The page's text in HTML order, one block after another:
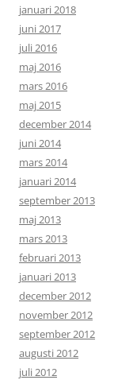
januari 2018
juni 2017
juli 2016
maj 2016
mars 2016
maj 2015
december 2014
juni 2014
mars 2014
januari 2014
september 2013
maj 2013
mars 2013
februari 2013
januari 2013
december 2012
november 2012
september 2012
augusti 2012
juli 2012